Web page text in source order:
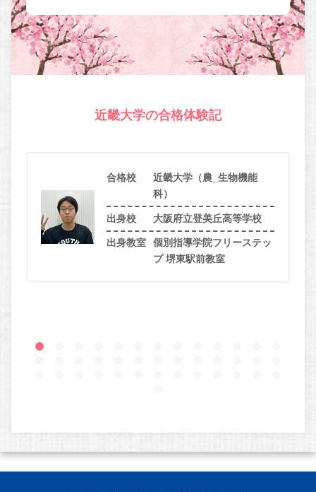
近畿大学の合格体験記
合格校
近畿大学（農_生物機能
科）
出身校 大阪府立登美丘高等学校
出身教室
個別指導学院フリーステッ
プ 堺東駅前教室